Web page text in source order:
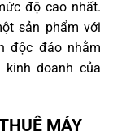
độ cao nhất.
sản phẩm với
độc đáo nhằm
doanh của
MÁY